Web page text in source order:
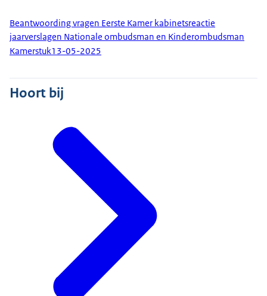
Beantwoording vragen Eerste Kamer kabinetsreactie
jaarverslagen Nationale ombudsman en Kinderombudsman
Kamerstuk13-05-2025
Hoort bij